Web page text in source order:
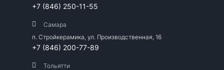
+7 (846) 250-11-55
Самара
п. Стройкерамика, ул. Производственная, 16
+7 (846) 200-77-89
Тольятти